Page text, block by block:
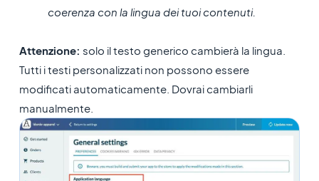
coerenza con la lingua dei tuoi contenuti.
Attenzione: solo il testo generico cambierà la lingua.
Tutti i testi personalizzati non possono essere
modificati automaticamente. Dovrai cambiarli
manualmente.